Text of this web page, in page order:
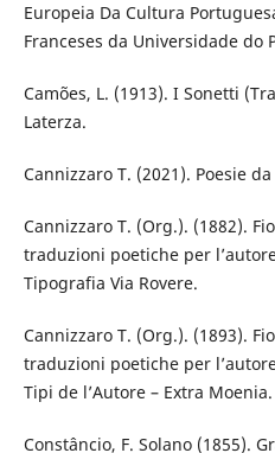
Europeia Da Cultura
Franceses da Universidade do
Camões, L. (1913). I Sonetti
Laterza.
Cannizzaro T. (2021). Poesie
Cannizzaro T. (Org.). (1882).
traduzioni poetiche per
Tipografia Via Rovere.
Cannizzaro T. (Org.). (1893).
traduzioni poetiche per
Tipi de l’Autore – Extra Moenia.
Constâncio, F. Solano (1855).